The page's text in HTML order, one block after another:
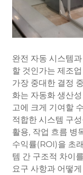
완전 자동 시스템
할 것인가는 제조
가장 중대한 결정
화는 자동화 생산
고에 크게 기여할
적합한 시스템 구
활용, 작업 흐름 병
수익률(ROI)을 초
템 간 구조적 차이
요구 사항과 어떻